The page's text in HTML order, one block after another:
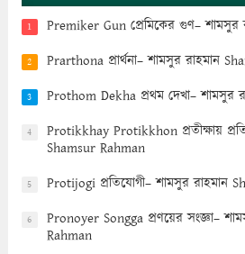
1 Premiker Gun প্রেমিকের গুণ– শামসুর
2 Prarthona প্রার্থনা– শামসুর রাহমান
3 Prothom Dekha প্রথম দেখা– শামসুর
4
Protikkhay Protikkhon প্রতীক্ষায়
Shamsur Rahman
5 Protijogi প্রতিযোগী– শামসুর রাহমান
6
Pronoyer Songga প্রণয়ের সংজ্ঞা–
Rahman